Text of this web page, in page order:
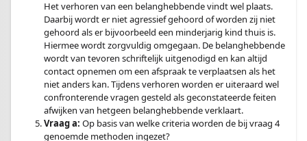
Het verhoren van een belanghebbende vindt wel plaats.
Daarbij wordt er niet agressief gehoord of worden zij niet
gehoord als er bijvoorbeeld een minderjarig kind thuis is.
Hiermee wordt zorgvuldig omgegaan. De belanghebbende
wordt van tevoren schriftelijk uitgenodigd en kan altijd
contact opnemen om een afspraak te verplaatsen als het
niet anders kan. Tijdens verhoren worden er uiteraard wel
confronterende vragen gesteld als geconstateerde feiten
afwijken van hetgeen belanghebbende verklaart.
Vraag a: Op basis van welke criteria worden de bij vraag 4
genoemde methoden ingezet?